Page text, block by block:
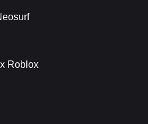
Roblox